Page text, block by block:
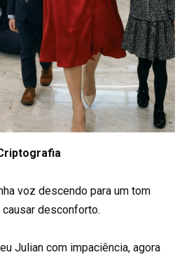
voz descendo para um tom
desconforto.
Julian com impaciência, agora